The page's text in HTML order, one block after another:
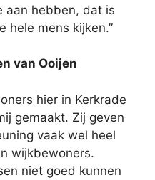
aan hebben, dat is
hele mens kijken.”
van Ooijen
hier in Kerkrade
gemaakt. Zij geven
vaak wel heel
wijkbewoners.
niet goed kunnen